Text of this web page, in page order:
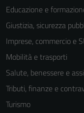
Educazione e
Giustizia, sicurezza
Imprese, commercio e
Mobilità e trasporti
Salute, benessere e
Tributi, finanze e
Turismo